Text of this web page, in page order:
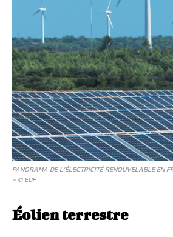
PANORAMA DE L’ÉLECTRICITÉ RENOUVELABLE EN
– © EDF
Éolien terrestre